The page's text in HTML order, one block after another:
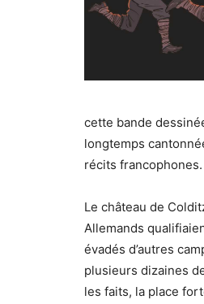
cette bande
longtemps
récits francophones.
Le château de
Allemands
évadés d’autres
plusieurs dizaines
les faits, la place